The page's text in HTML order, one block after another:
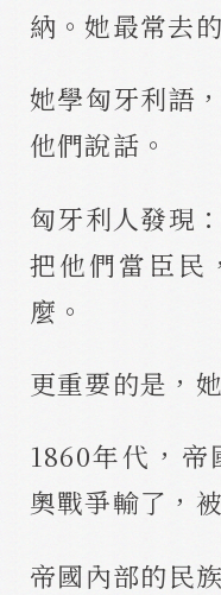
納。她最常去
她學匈牙利語
他們說話。
匈牙利人發現
把他們當臣民
麼。
更重要的是，
1860年代，
奧戰爭輸了，
帝國內部的民